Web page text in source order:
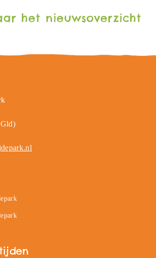
het nieuwsoverzicht